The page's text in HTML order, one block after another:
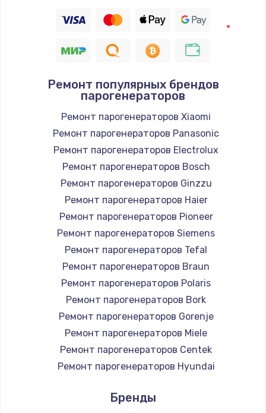
1360 руб.
960 руб.
Заказать
Ремонт системы охлаждения
900 руб.
Заказать
Ремонт микросхемы Wi-Fi
1100 руб.
Заказать
Настройка Wi-Fi
Заказать
750 руб.
Ремонт популярных брендов
парогенераторов
Ремонт парогенераторов Xiaomi
Ремонт парогенераторов Panasonic
Ремонт парогенераторов Electrolux
Ремонт парогенераторов Bosch
Ремонт парогенераторов Ginzzu
Ремонт парогенераторов Haier
Ремонт парогенераторов Pioneer
Ремонт парогенераторов Siemens
Ремонт парогенераторов Tefal
Ремонт парогенераторов Braun
Ремонт парогенераторов Polaris
Ремонт парогенераторов Bork
Ремонт парогенераторов Gorenje
Ремонт парогенераторов Miele
Ремонт парогенераторов Centek
Ремонт парогенераторов Hyundai
Ремонт парогенераторов DELTA
Бренды